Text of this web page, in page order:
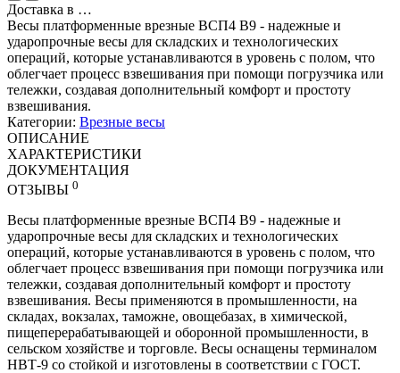
Доставка в …
Весы платформенные врезные ВСП4 В9 - надежные и
ударопрочные весы для складских и технологических
операций, которые устанавливаются в уровень с полом, что
облегчает процесс взвешивания при помощи погрузчика или
тележки, создавая дополнительный комфорт и простоту
взвешивания.
Категории: Врезные весы
ОПИСАНИЕ
ХАРАКТЕРИСТИКИ
ДОКУМЕНТАЦИЯ
ОТЗЫВЫ 0
Весы платформенные врезные ВСП4 В9 - надежные и
ударопрочные весы для складских и технологических
операций, которые устанавливаются в уровень с полом, что
облегчает процесс взвешивания при помощи погрузчика или
тележки, создавая дополнительный комфорт и простоту
взвешивания. Весы применяются в промышленности, на
складах, вокзалах, таможне, овощебазах, в химической,
пищеперерабатывающей и оборонной промышленности, в
сельском хозяйстве и торговле. Весы оснащены терминалом
НВТ-9 со стойкой и изготовлены в соответствии с ГОСТ.